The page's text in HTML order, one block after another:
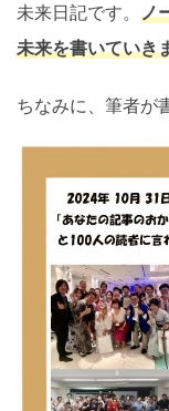
未来日記です。 ノ
未来を書いていき
ちなみに、筆者が